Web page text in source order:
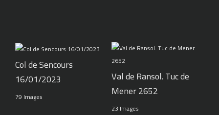
Col de Sencours
16/01/2023
79 Images
Val de Ransol. Tuc de
Mener 2652
23 Images